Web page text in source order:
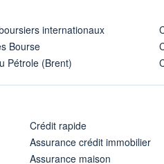
internationaux
Bourse
Pétrole (Brent)
Crédit rapide
Assurance crédit immobilier
Assurance maison